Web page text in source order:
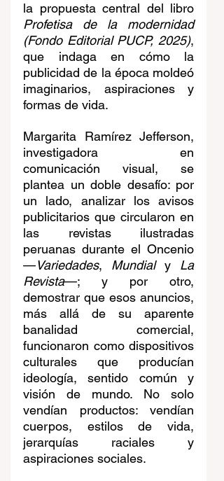
Profetisa de la modernidad
(Fondo Editorial PUCP, 2025),
que indaga en cómo la
publicidad de la época moldeó
imaginarios, aspiraciones y
formas de vida.
Margarita Ramírez Jefferson,
investigadora en
comunicación visual, se
plantea un doble desafío: por
un lado, analizar los avisos
publicitarios que circularon en
las revistas ilustradas
peruanas durante el Oncenio
—Variedades, Mundial y La
Revista—; y por otro,
demostrar que esos anuncios,
más allá de su aparente
banalidad comercial,
funcionaron como dispositivos
culturales que producían
ideología, sentido común y
visión de mundo. No solo
vendían productos: vendían
cuerpos, estilos de vida,
jerarquías raciales y
aspiraciones sociales.